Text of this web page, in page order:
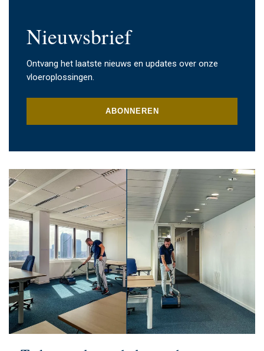
Nieuwsbrief
Ontvang het laatste nieuws en updates over onze
vloeroplossingen.
ABONNEREN